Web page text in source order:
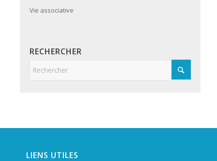
Vie associative
RECHERCHER
LIENS UTILES